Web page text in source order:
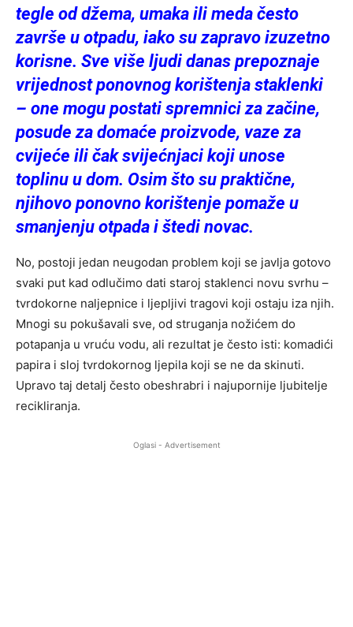
tegle od džema, umaka ili meda često
završe u otpadu, iako su zapravo izuzetno
korisne. Sve više ljudi danas prepoznaje
vrijednost ponovnog korištenja staklenki
– one mogu postati spremnici za začine,
posude za domaće proizvode, vaze za
cvijeće ili čak svijećnjaci koji unose
toplinu u dom. Osim što su praktične,
njihovo ponovno korištenje pomaže u
smanjenju otpada i štedi novac.
No, postoji jedan neugodan problem koji se javlja gotovo
svaki put kad odlučimo dati staroj staklenci novu svrhu –
tvrdokorne naljepnice i ljepljivi tragovi koji ostaju iza njih.
Mnogi su pokušavali sve, od struganja nožićem do
potapanja u vruću vodu, ali rezultat je često isti: komadići
papira i sloj tvrdokornog ljepila koji se ne da skinuti.
Upravo taj detalj često obeshrabri i najupornije ljubitelje
recikliranja.
Oglasi - Advertisement